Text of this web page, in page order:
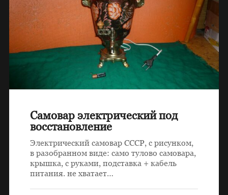
Самовар электрический под
восстановление
Электрический самовар СССР, с рисунком,
в разобранном виде: само тулово самовара,
крышка, с руками, подставка + кабель
питания. не хватает…